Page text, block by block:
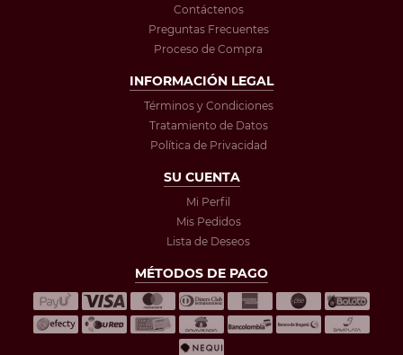
Contáctenos
Preguntas Frecuentes
Proceso de Compra
INFORMACIÓN LEGAL
Términos y Condiciones
Tratamiento de Datos
Política de Privacidad
SU CUENTA
Mi Perfil
Mis Pedidos
Lista de Deseos
MÉTODOS DE PAGO